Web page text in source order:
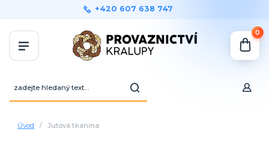
+420 607 638 747
0
Úvod Jutová tkanina